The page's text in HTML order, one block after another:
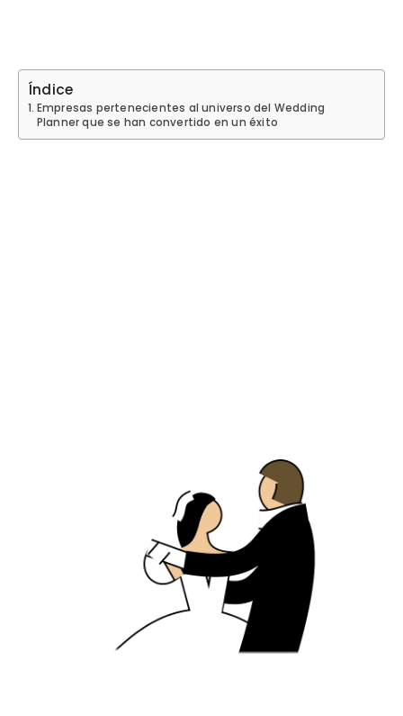
Índice
Empresas pertenecientes al universo del Wedding
Planner que se han convertido en un éxito